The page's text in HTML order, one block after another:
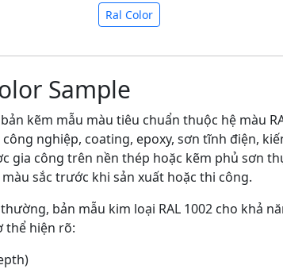
Ral Color
Sample
bản kẽm mẫu màu tiêu chuẩn thuộc hệ màu
nghiệp, coating, epoxy, sơn tĩnh điện,
gia công trên nền thép hoặc kẽm phủ sơn
sắc trước khi sản xuất hoặc thi công.
bản mẫu kim loại RAL 1002 cho khả
thể hiện rõ: